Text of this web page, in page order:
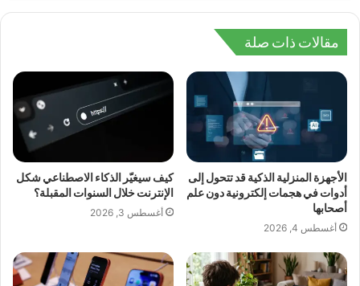
مقالات ذات صلة
الأجهزة المنزلية الذكية قد تتحول إلى
أدوات في هجمات إلكترونية دون علم
أصحابها
أغسطس 4, 2026
كيف سيغيّر الذكاء الاصطناعي شكل
الإنترنت خلال السنوات المقبلة؟
أغسطس 3, 2026